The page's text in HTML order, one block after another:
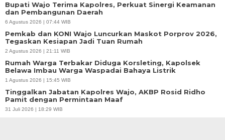
Bupati Wajo Terima Kapolres, Perkuat Sinergi Keamanan
dan Pembangunan Daerah
6 Agustus 2026 | 07:44 WIB
Pemkab dan KONI Wajo Luncurkan Maskot Porprov 2026,
Tegaskan Kesiapan Jadi Tuan Rumah
2 Agustus 2026 | 21:11 WIB
Rumah Warga Terbakar Diduga Korsleting, Kapolsek
Belawa Imbau Warga Waspadai Bahaya Listrik
1 Agustus 2026 | 15:45 WIB
Tinggalkan Jabatan Kapolres Wajo, AKBP Rosid Ridho
Pamit dengan Permintaan Maaf
31 Juli 2026 | 18:29 WIB